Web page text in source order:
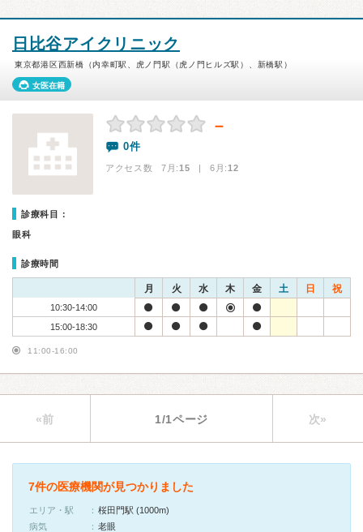
日比谷アイクリニック
東京都港区西新橋（内幸町駅、虎ノ門駅（虎ノ門ヒルズ駅）、新橋駅）
女医在籍
－
0件
アクセス数 7月:15 | 6月:12
診療科目：
眼科
診療時間
月 火 水 木 金 土 日 祝
10:30-14:00
15:00-18:30
11:00-16:00
«前 1/1ページ 次»
7件の医療機関が見つかりました
エリア・駅
桜田門駅 (1000m)
病気
老眼